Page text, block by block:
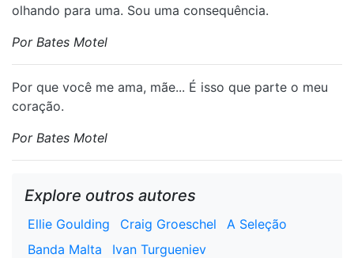
olhando para uma. Sou uma consequência.
Por Bates Motel
Por que você me ama, mãe... É isso que parte o meu
coração.
Por Bates Motel
Explore outros autores
Ellie Goulding Craig Groeschel
A Seleção
Banda Malta
Ivan Turgueniev